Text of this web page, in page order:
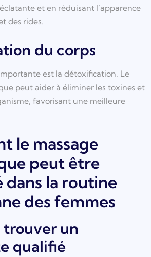
et en réduisant l’apparence
des rides.
du corps
est la détoxification. Le
peut aider à éliminer les toxines et
favorisant une meilleure
le massage
peut être
dans la routine
des femmes
un
qualifié